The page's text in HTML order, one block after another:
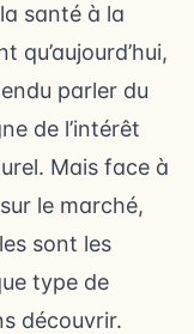
santé à la
qu’aujourd’hui,
parler du
de l’intérêt
Mais face à
le marché,
sont les
type de
découvrir.